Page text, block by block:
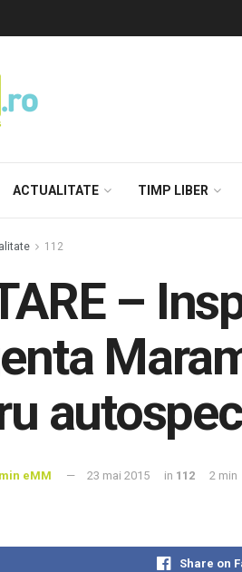
ACTUALITATE TIMP LIBER
112
–
eMM 23 mai 2015 in 112 2 min
Share on